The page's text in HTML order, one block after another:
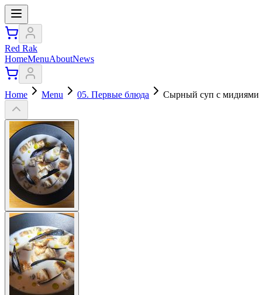
Red Rak
HomeMenuAboutNews
Home Menu 05. Первые блюда Сырный суп с мидиями